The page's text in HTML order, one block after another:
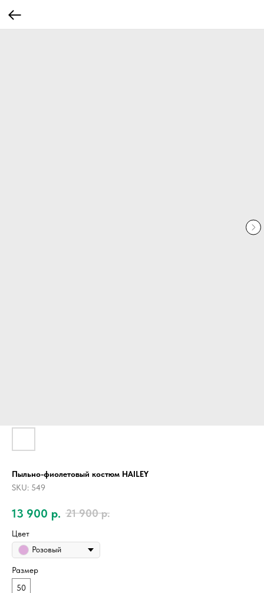
Пыльно-фиолетовый костюм HAILEY
SKU: 549
13 900 р. 21 900 р.
Цвет
Розовый
Размер
50